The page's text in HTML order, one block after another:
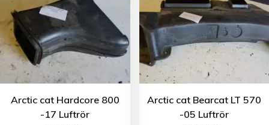
Arctic cat Hardcore 800
-17 Luftrör
Arctic cat Bearcat LT 570
-05 Luftrör